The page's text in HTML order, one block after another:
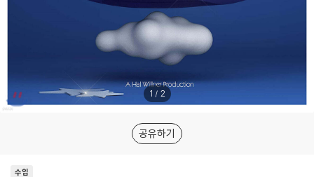
1 / 2
공유하기
수입